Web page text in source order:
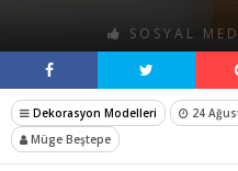
SOSYAL
Dekorasyon Modelleri 24
Müge Beştepe